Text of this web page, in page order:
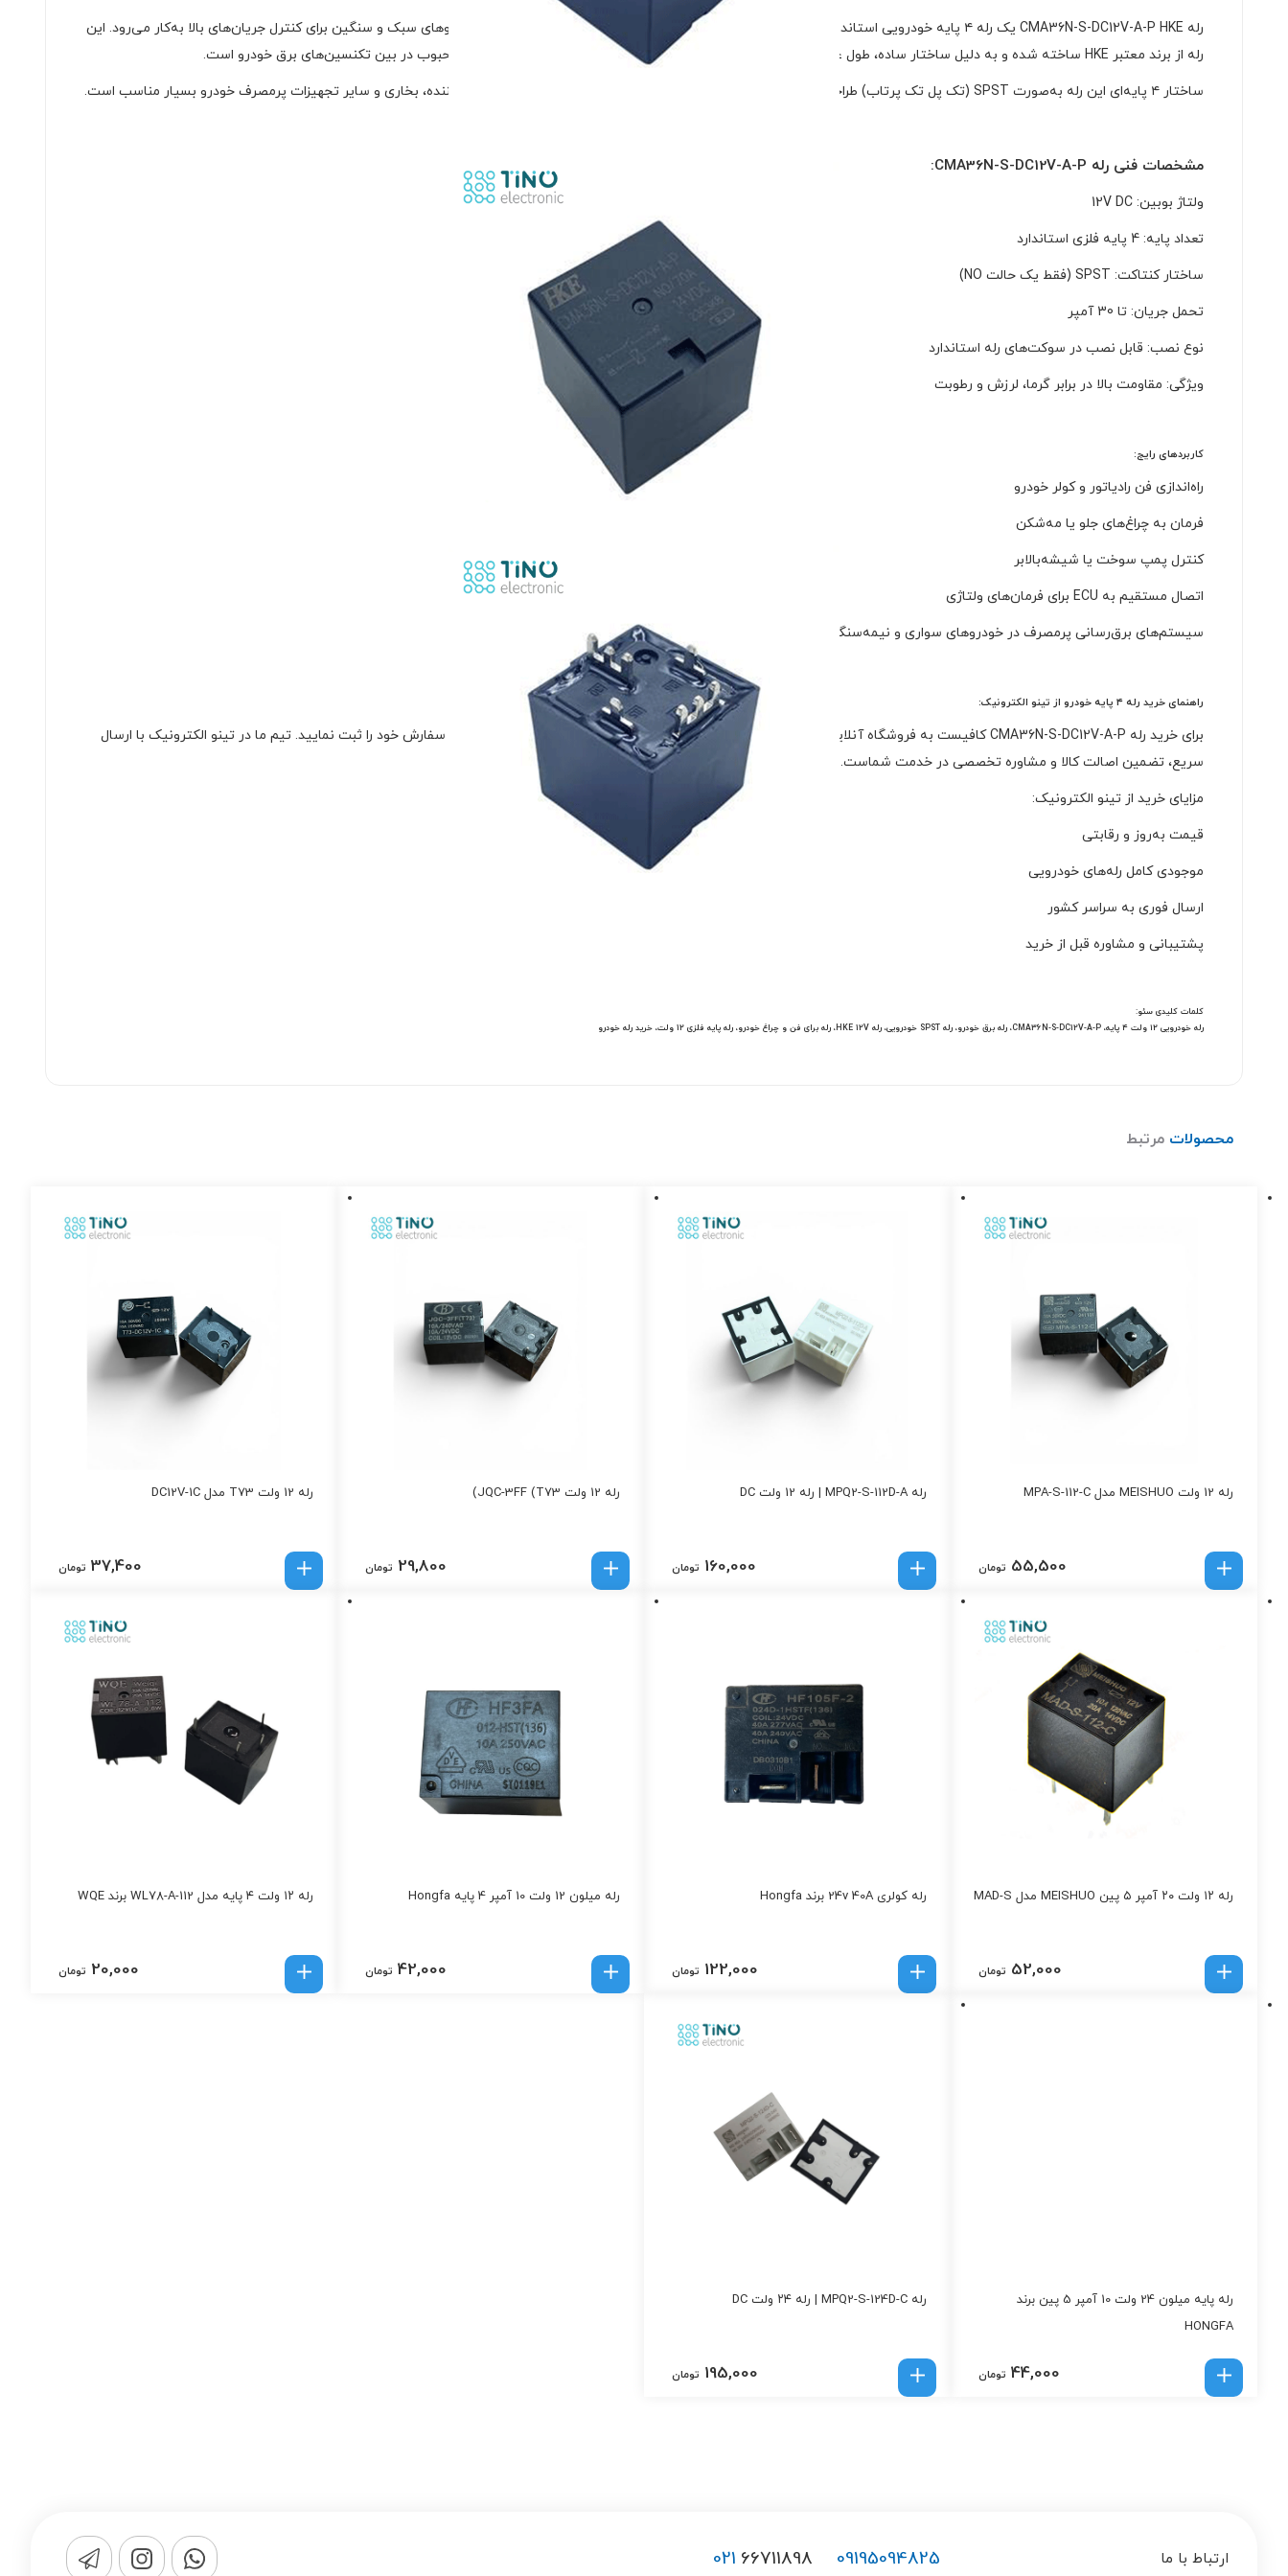
رله CMA36N-S-DC12V-A-P HKE یک رله ۴ پایه خودرویی استاندارد با ولتاژ تحریک ۱۲ ولت DC است که در سیستم‌های الکتریکی خودروهای سبک و سنگین برای کنترل جریان‌های بالا به‌کار می‌رود. این
رله از برند معتبر HKE ساخته شده و به دلیل ساختار ساده، طول عمر بالا و مقاومت در برابر شرایط محیطی سخت، یکی از انتخاب‌های محبوب در بین تکنسین‌های برق خودرو است.
ساختار ۴ پایه‌ای این رله به‌صورت SPST (تک پل تک پرتاب) طراحی شده و برای کاربردهایی مانند کنترل چراغ‌ها، پمپ بنزین، فن خنک‌کننده، بخاری و سایر تجهیزات پرمصرف خودرو بسیار مناسب است.
مشخصات فنی رله CMA36N-S-DC12V-A-P:
ولتاژ بوبین: 12V DC
تعداد پایه: 4 پایه فلزی استاندارد
ساختار کنتاکت: SPST (فقط یک حالت NO)
تحمل جریان: تا 30 آمپر
نوع نصب: قابل نصب در سوکت‌های رله استاندارد
ویژگی: مقاومت بالا در برابر گرما، لرزش و رطوبت
کاربردهای رایج:
راه‌اندازی فن رادیاتور و کولر خودرو
فرمان به چراغ‌های جلو یا مه‌شکن
کنترل پمپ سوخت یا شیشه‌بالابر
اتصال مستقیم به ECU برای فرمان‌های ولتاژی
سیستم‌های برق‌رسانی پرمصرف در خودروهای سواری و نیمه‌سنگین
راهنمای خرید رله ۴ پایه خودرو از تینو الکترونیک:
برای خرید رله CMA36N-S-DC12V-A-P کافیست به فروشگاه آنلاین تینو الکترونیک مراجعه کنید، محصول را به سبد خرید اضافه کرده و سفارش خود را ثبت نمایید. تیم ما در تینو الکترونیک با ارسال
سریع، تضمین اصالت کالا و مشاوره تخصصی در خدمت شماست.
مزایای خرید از تینو الکترونیک:
قیمت به‌روز و رقابتی
موجودی کامل رله‌های خودرویی
ارسال فوری به سراسر کشور
پشتیبانی و مشاوره قبل از خرید
کلمات کلیدی سئو:
رله خودرویی ۱۲ ولت ۴ پایه، CMA36N-S-DC12V-A-P، رله برق خودرو، رله SPST خودرویی، رله HKE 12V، رله برای فن و چراغ خودرو، رله پایه فلزی 12 ولت، خرید رله خودرو
محصولات مرتبط
رله 12 ولت MEISHUO مدل MPA-S-112-C
55,500 تومان
رله MPQ2-S-112D-A | رله 12 ولت DC
160,000 تومان
رله 12 ولت JQC-3FF (T73)
29,800 تومان
رله 12 ولت T73 مدل DC12V-1C
37,400 تومان
رله ۱۲ ولت ۲۰ آمپر ۵ پین MEISHUO مدل MAD-S
52,000 تومان
رله کولری 24v 40A برند Hongfa
122,000 تومان
رله میلون 12 ولت 10 آمپر 4 پایه Hongfa
42,000 تومان
رله ۱۲ ولت ۴ پایه مدل WL78-A-112 برند WQE
20,000 تومان
رله پایه میلون 24 ولت 10 آمپر 5 پین برند
HONGFA
44,000 تومان
رله MPQ2-S-124D-C | رله ۲۴ ولت DC
195,000 تومان
ارتباط با ما 021 66711898 09195094825